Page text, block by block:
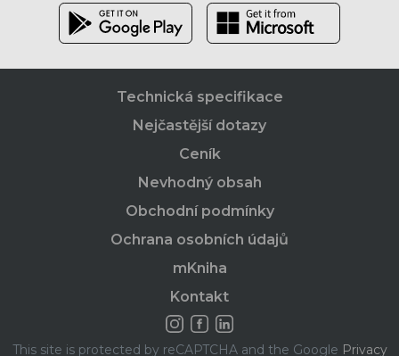
Technická specifikace
Nejčastější dotazy
Ceník
Nevhodný obsah
Obchodní podmínky
Ochrana osobních údajů
mKniha
Kontakt
This site is protected by reCAPTCHA and the Google Privacy